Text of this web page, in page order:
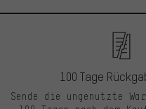
100 Tage
Sende die ungenutzte